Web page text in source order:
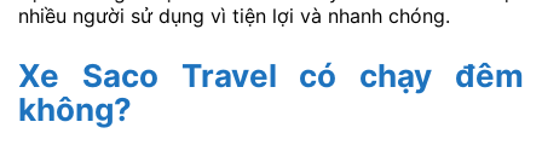
nhiều người sử dụng vì tiện lợi và nhanh chóng.
Xe Saco Travel có chạy đêm
không?